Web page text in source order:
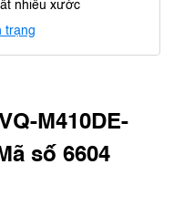
nhiều xước
trạng
M410DE-
số 6604